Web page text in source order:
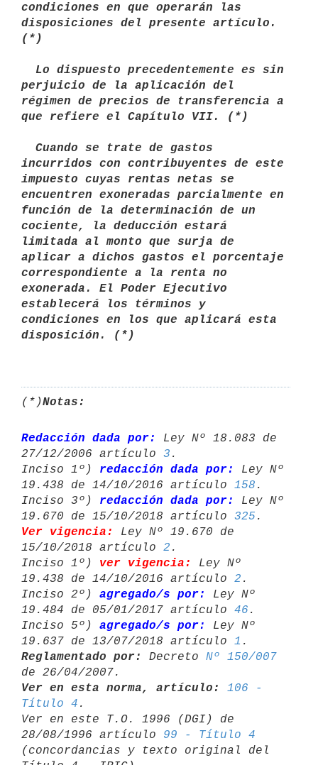
condiciones en que operarán las
disposiciones del presente artículo.
(*)
perjuicio de la aplicación del
régimen de precios de transferencia a
que refiere el Capítulo VII. (*)
incurridos con contribuyentes de este
impuesto cuyas rentas netas se
encuentren exoneradas parcialmente en
función de la determinación de un
cociente, la deducción estará
limitada al monto que surja de
aplicar a dichos gastos el porcentaje
correspondiente a la renta no
exonerada. El Poder Ejecutivo
establecerá los términos y
condiciones en los que aplicará esta
(*)Notas:
Redacción dada por:
Ley Nº 18.083 de
27/12/2006 artículo 3 .
Inciso 1º) redacción dada por:
Ley Nº
19.438 de 14/10/2016 artículo 158 .
Inciso 3º) redacción dada por:
Ley Nº
19.670 de 15/10/2018 artículo 325
Ver vigencia:
Ley Nº 19.670 de
15/10/2018 artículo 2 .
Inciso 1º) ver vigencia:
Ley Nº
19.438 de 14/10/2016 artículo 2 .
Inciso 2º) agregado/s por:
Ley Nº
19.484 de 05/01/2017 artículo 46 .
Inciso 5º) agregado/s por:
Ley Nº
19.637 de 13/07/2018 artículo 1
Reglamentado por:
Decreto Nº 150/007
Ver en esta norma, artículo:
106 -
Título 4 .
Ver en este T.O. 1996 (DGI) de
28/08/1996 artículo 99 - Título 4
(concordancias y texto original del